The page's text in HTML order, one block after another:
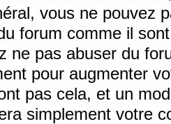
vous ne pouvez
forum comme il
ne pas abuser du
pour augmenter
pas cela, et un
simplement votre